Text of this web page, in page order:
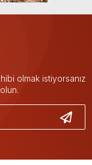
olmak istiyorsanız